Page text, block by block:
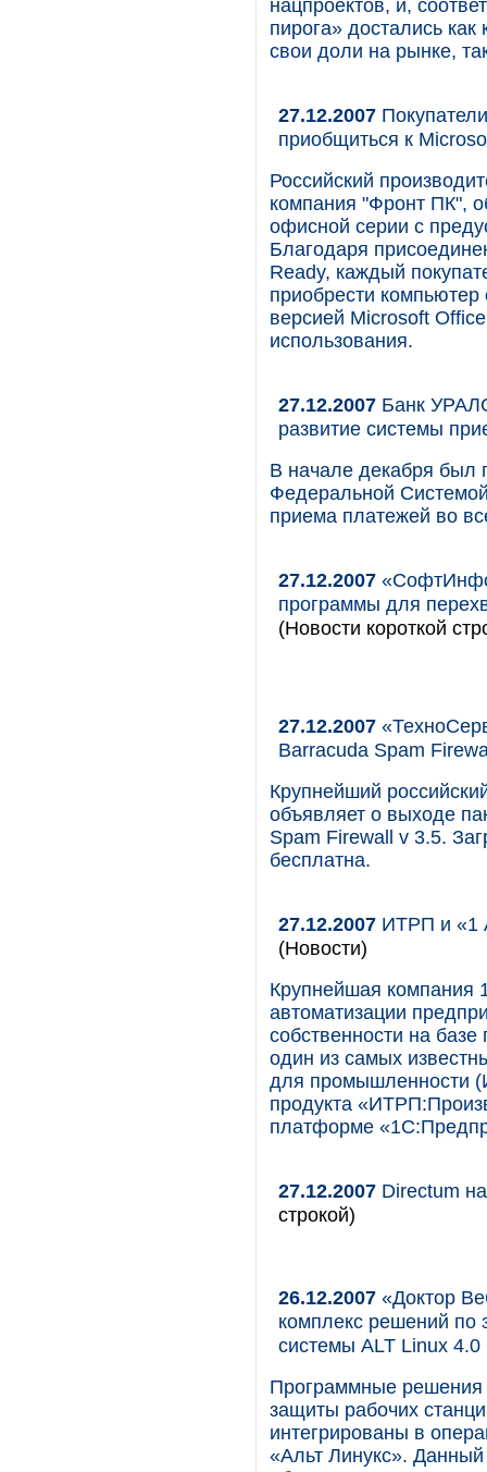
нацпроектов, и,
пирога» достались
свои доли на рынке,
27.12.2007
приобщиться к
Российский
компания "Фронт ПК",
офисной серии с
Благодаря
Ready, каждый
приобрести
версией Microsoft
использования.
27.12.2007 Банк
развитие системы
В начале декабря
Федеральной
приема платежей во
27.12.2007
программы для
(Новости короткой
27.12.2007
Barracuda Spam
Крупнейший
объявляет о выходе
Spam Firewall v 3.5.
бесплатна.
27.12.2007 ИТРП и «1
(Новости)
Крупнейшая компания
автоматизации
собственности на
один из самых
для промышленности
продукта
платформе
27.12.2007 Directum
строкой)
26.12.2007 «Доктор
комплекс решений по
системы ALT Linux 4.0
Программные решения
защиты рабочих
интегрированы в
«Альт Линукс».